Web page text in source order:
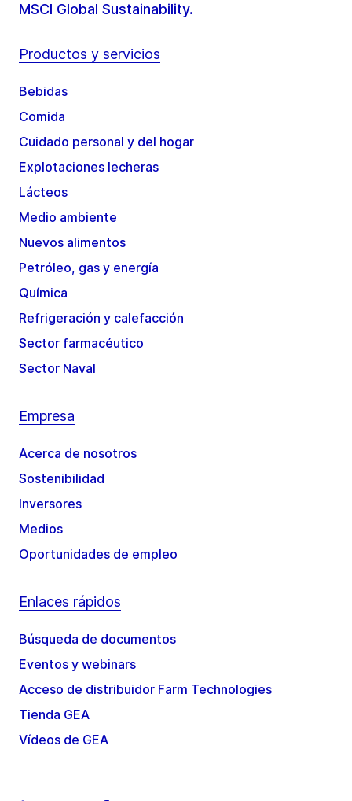
MSCI Global Sustainability.
Productos y servicios
Bebidas
Comida
Cuidado personal y del hogar
Explotaciones lecheras
Lácteos
Medio ambiente
Nuevos alimentos
Petróleo, gas y energía
Química
Refrigeración y calefacción
Sector farmacéutico
Sector Naval
Empresa
Acerca de nosotros
Sostenibilidad
Inversores
Medios
Oportunidades de empleo
Enlaces rápidos
Búsqueda de documentos
Eventos y webinars
Acceso de distribuidor Farm Technologies
Tienda GEA
Vídeos de GEA